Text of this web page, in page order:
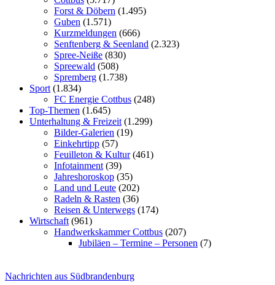
Forst & Döbern (1.495)
Guben (1.571)
Kurzmeldungen (666)
Senftenberg & Seenland (2.323)
Spree-Neiße (830)
Spreewald (508)
Spremberg (1.738)
Sport (1.834)
FC Energie Cottbus (248)
Top-Themen (1.645)
Unterhaltung & Freizeit (1.299)
Bilder-Galerien (19)
Einkehrtipp (57)
Feuilleton & Kultur(461)
Infotainment (39)
Jahreshoroskop (35)
Land und Leute (202)
Radeln & Rasten (36)
Reisen & Unterwegs (174)
Wirtschaft (961)
Handwerkskammer Cottbus (207)
Jubiläen – Termine – Personen (7)
Nachrichten aus Südbrandenburg